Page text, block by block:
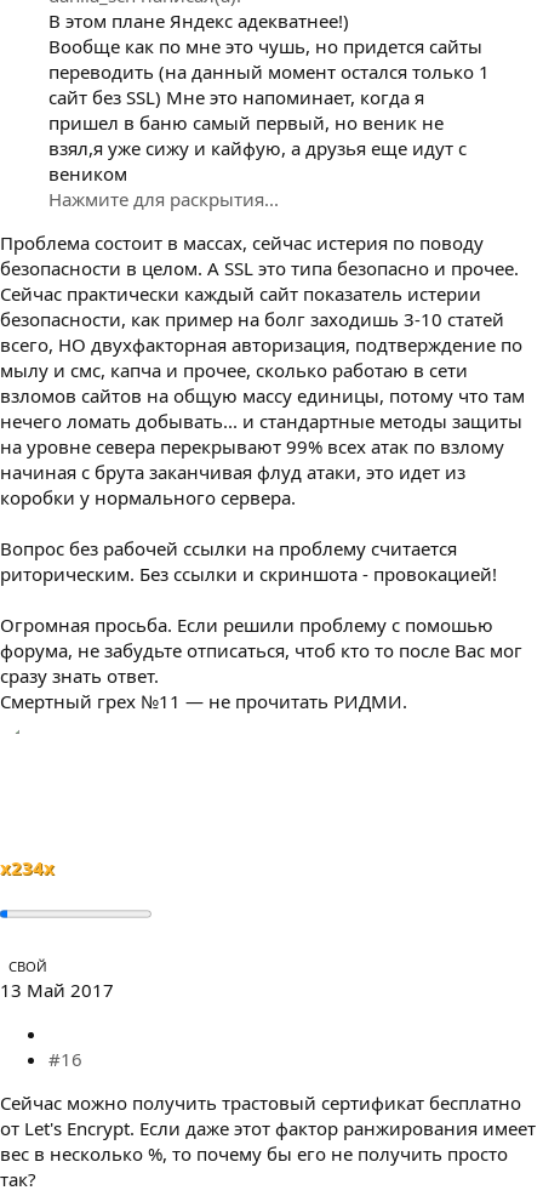
В этом плане Яндекс адекватнее!)
Вообще как по мне это чушь, но придется сайты
переводить (на данный момент остался только 1
сайт без SSL) Мне это напоминает, когда я
пришел в баню самый первый, но веник не
взял,я уже сижу и кайфую, а друзья еще идут с
веником
Нажмите для раскрытия...
Проблема состоит в массах, сейчас истерия по поводу
безопасности в целом. А SSL это типа безопасно и прочее.
Сейчас практически каждый сайт показатель истерии
безопасности, как пример на болг заходишь 3-10 статей
всего, НО двухфакторная авторизация, подтверждение по
мылу и смс, капча и прочее, сколько работаю в сети
взломов сайтов на общую массу единицы, потому что там
нечего ломать добывать... и стандартные методы защиты
на уровне севера перекрывают 99% всех атак по взлому
начиная с брута заканчивая флуд атаки, это идет из
коробки у нормального сервера.
Вопрос без рабочей ссылки на проблему считается
риторическим. Без ссылки и скриншота - провокацией!
Огромная просьба. Если решили проблему с помошью
форума, не забудьте отписаться, чтоб кто то после Вас мог
сразу знать ответ.
Смертный грех №11 — не прочитать РИДМИ.
x234x
СВОЙ
13 Май 2017
#16
Сейчас можно получить трастовый сертификат бесплатно
от Let's Encrypt. Если даже этот фактор ранжирования имеет
вес в несколько %, то почему бы его не получить просто
так?